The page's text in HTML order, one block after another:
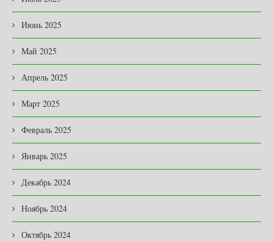
Июнь 2025
Май 2025
Апрель 2025
Март 2025
Февраль 2025
Январь 2025
Декабрь 2024
Ноябрь 2024
Октябрь 2024